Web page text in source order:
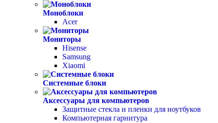
Моноблоки
Acer
Мониторы
Hisense
Samsung
Xiaomi
Системные блоки
Аксессуары для компьютеров
Защитные стекла и пленки для ноутбуков
Компьютерная гарнитура